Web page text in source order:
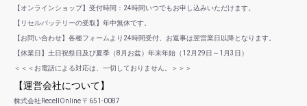
【オンラインショップ】受付時間：24時間いつでもお申し込みいただけます。
【リセルバッテリーの受取】年中無休です。
【お問い合わせ】各種フォームより24時間受付、お返事は翌営業日以降となります。
【休業日】土日祝祭日及び夏季（8月お盆）年末年始（12月29日～1月3日）
＜＜＜お電話による対応は、一切しておりません。＞＞＞
【運営会社について】
株式会社RecellOnline 〒651-0087